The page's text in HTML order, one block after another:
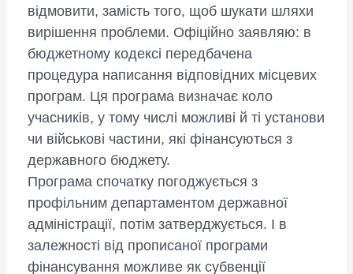
відмовити, замість того, щоб шукати шляхи
вирішення проблеми. Офіційно заявляю: в
бюджетному кодексі передбачена
процедура написання відповідних місцевих
програм. Ця програма визначає коло
учасників, у тому числі можливі й ті установи
чи військові частини, які фінансуються з
державного бюджету.
Програма спочатку погоджується з
профільним департаментом державної
адміністрації, потім затверджується. І в
залежності від прописаної програми
фінансування можливе як субвенції